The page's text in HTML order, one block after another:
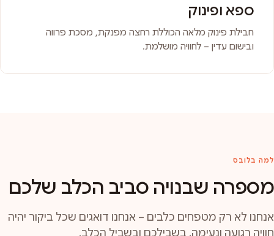
ספא ופינוק
חבילת פינוק מלאה הכוללת רחצה מפנקת, מסכת פרווה
ובישום עדין – לחוויה מושלמת.
למה בלובס
מספרה שבנויה סביב הכלב שלכם
אנחנו לא רק מטפחים כלבים – אנחנו דואגים שכל ביקור יהיה
חוויה רגועה ונעימה, בשבילכם ובשביל הכלב.